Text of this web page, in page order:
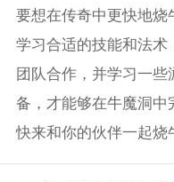
要想在传奇中更快地烧
学习合适的技能和法术
团队合作，并学习一
备，才能够在牛魔洞中
快来和你的伙伴一起烧